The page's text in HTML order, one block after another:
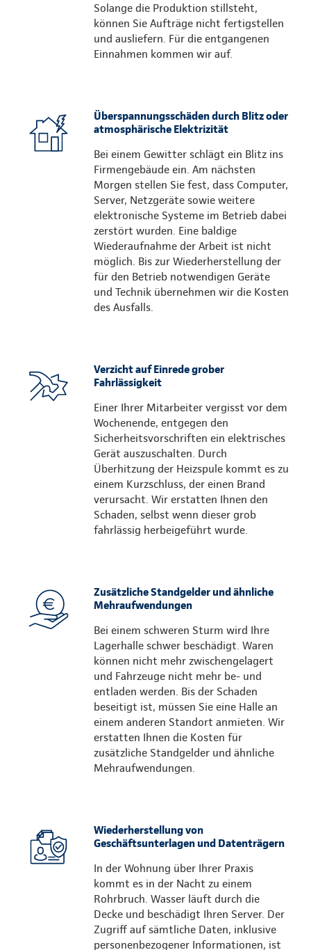
Solange die Produktion stillsteht,
können Sie Aufträge nicht fertigstellen
und ausliefern. Für die entgangenen
Einnahmen kommen wir auf.
Überspannungsschäden durch Blitz oder
atmosphärische Elektrizität
Bei einem Gewitter schlägt ein Blitz ins
Firmengebäude ein. Am nächsten
Morgen stellen Sie fest, dass Computer,
Server, Netzgeräte sowie weitere
elektronische Systeme im Betrieb dabei
zerstört wurden. Eine baldige
Wiederaufnahme der Arbeit ist nicht
möglich. Bis zur Wiederherstellung der
für den Betrieb notwendigen Geräte
und Technik übernehmen wir die Kosten
des Ausfalls.
Verzicht auf Einrede grober
Fahrlässigkeit
Einer Ihrer Mitarbeiter vergisst vor dem
Wochenende, entgegen den
Sicherheitsvorschriften ein elektrisches
Gerät auszuschalten. Durch
Überhitzung der Heizspule kommt es zu
einem Kurzschluss, der einen Brand
verursacht. Wir erstatten Ihnen den
Schaden, selbst wenn dieser grob
fahrlässig herbeigeführt wurde.
Zusätzliche Standgelder und ähnliche
Mehraufwendungen
Bei einem schweren Sturm wird Ihre
Lagerhalle schwer beschädigt. Waren
können nicht mehr zwischengelagert
und Fahrzeuge nicht mehr be- und
entladen werden. Bis der Schaden
beseitigt ist, müssen Sie eine Halle an
einem anderen Standort anmieten. Wir
erstatten Ihnen die Kosten für
zusätzliche Standgelder und ähnliche
Mehraufwendungen.
Wiederherstellung von
Geschäftsunterlagen und Datenträgern
In der Wohnung über Ihrer Praxis
kommt es in der Nacht zu einem
Rohrbruch. Wasser läuft durch die
Decke und beschädigt Ihren Server. Der
Zugriff auf sämtliche Daten, inklusive
personenbezogener Informationen, ist